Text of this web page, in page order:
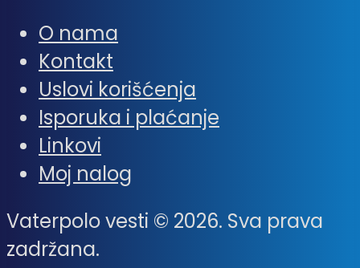
O nama
Kontakt
Uslovi korišćenja
Isporuka i plaćanje
Linkovi
Moj nalog
Vaterpolo vesti © 2026. Sva prava
zadržana.